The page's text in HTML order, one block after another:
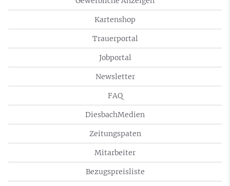
Kartenshop
Trauerportal
Jobportal
Newsletter
FAQ
DiesbachMedien
Zeitungspaten
Mitarbeiter
Bezugspreisliste